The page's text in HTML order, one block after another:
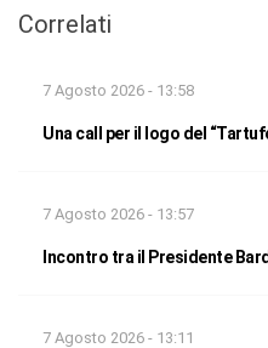
Correlati
7 Agosto 2026 - 13:58
Una call per il logo del
7 Agosto 2026 - 13:57
Incontro tra il Presidente
7 Agosto 2026 - 13:11